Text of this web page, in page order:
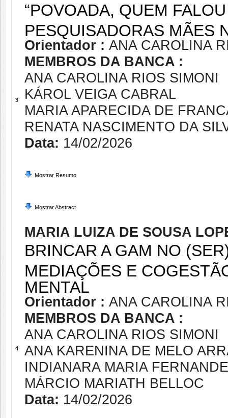
3
“POVOADA, QUEM
PESQUISADORAS MÃES
Orientador : ANA CAROLINA
MEMBROS DA BANCA :
ANA CAROLINA RIOS SIMONI
KÁROL VEIGA CABRAL
MARIA APARECIDA DE
RENATA NASCIMENTO DA
Data: 14/02/2026
Mostrar Resumo
Mostrar Abstract
4
MARIA LUIZA DE SOUSA
BRINCAR A GAM NO
MEDIAÇÕES E
MENTAL
Orientador : ANA CAROLINA
MEMBROS DA BANCA :
ANA CAROLINA RIOS SIMONI
ANA KARENINA DE MELO
INDIANARA MARIA
MÁRCIO MARIATH BELLOC
Data: 14/02/2026